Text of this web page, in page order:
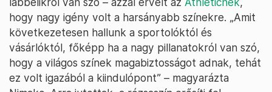
hogy nagy igény volt a harsányabb színekre. „Amit
következetesen hallunk a sportolóktól és
vásárlóktól, főképp ha a nagy pillanatokról van szó,
hogy a világos színek magabiztosságot adnak, tehát
ez volt igazából a kiindulópont” – magyarázta